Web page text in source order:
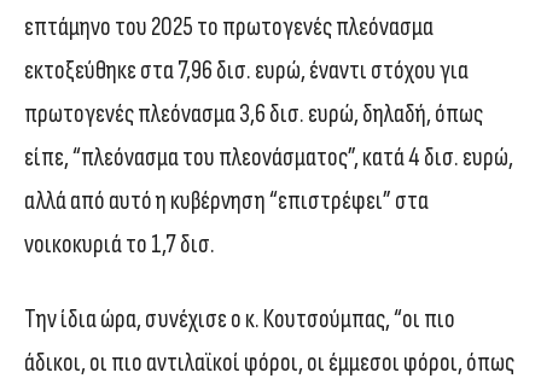
επτάμηνο του 2025 το πρωτογενές πλεόνασμα
εκτοξεύθηκε στα 7,96 δισ. ευρώ, έναντι στόχου για
πρωτογενές πλεόνασμα 3,6 δισ. ευρώ, δηλαδή, όπως
είπε, “πλεόνασμα του πλεονάσματος”, κατά 4 δισ. ευρώ,
αλλά από αυτό η κυβέρνηση “επιστρέφει” στα
νοικοκυριά το 1,7 δισ.
Την ίδια ώρα, συνέχισε ο κ. Κουτσούμπας, “οι πιο
άδικοι, οι πιο αντιλαϊκοί φόροι, οι έμμεσοι φόροι, όπως